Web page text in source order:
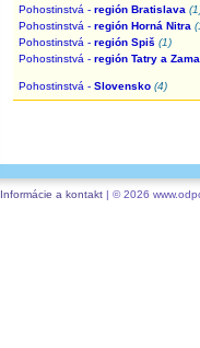
Pohostinstvá - región Bratislava
Pohostinstvá - región Horná Nitra
Pohostinstvá - región Spiš (1)
Pohostinstvá - región Tatry a
Pohostinstvá - Slovensko (4)
Informácie a kontakt| © 2026